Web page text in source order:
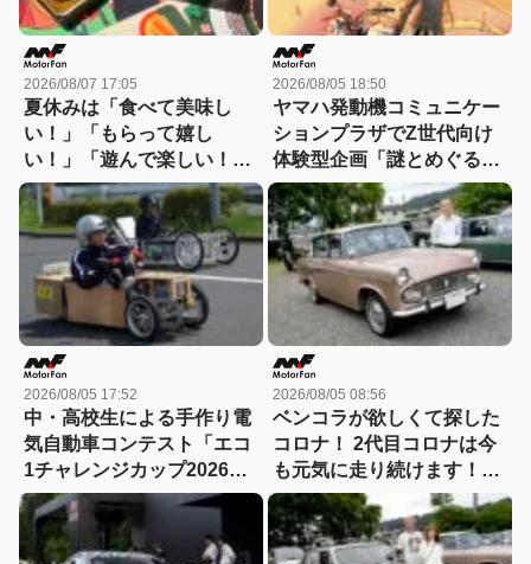
2026/08/07 17:05
夏休みは「食べて美味し
い！」「もらって嬉し
い！」「遊んで楽しい！」
GAZOO Racingとコラボす
るスシローへGO！
2026/08/05 18:50
ヤマハ発動機コミュニケー
ションプラザでZ世代向け
体験型企画「謎とめぐる記
憶の旅」が実施中！
2026/08/05 17:52
中・高校生による手作り電
気自動車コンテスト「エコ
1チャレンジカップ2026」
が8月22日に開催！
2026/08/05 08:56
ベンコラが欲しくて探した
コロナ！ 2代目コロナは今
も元気に走り続けます！
【花見の里で感謝の集いや
ります！】